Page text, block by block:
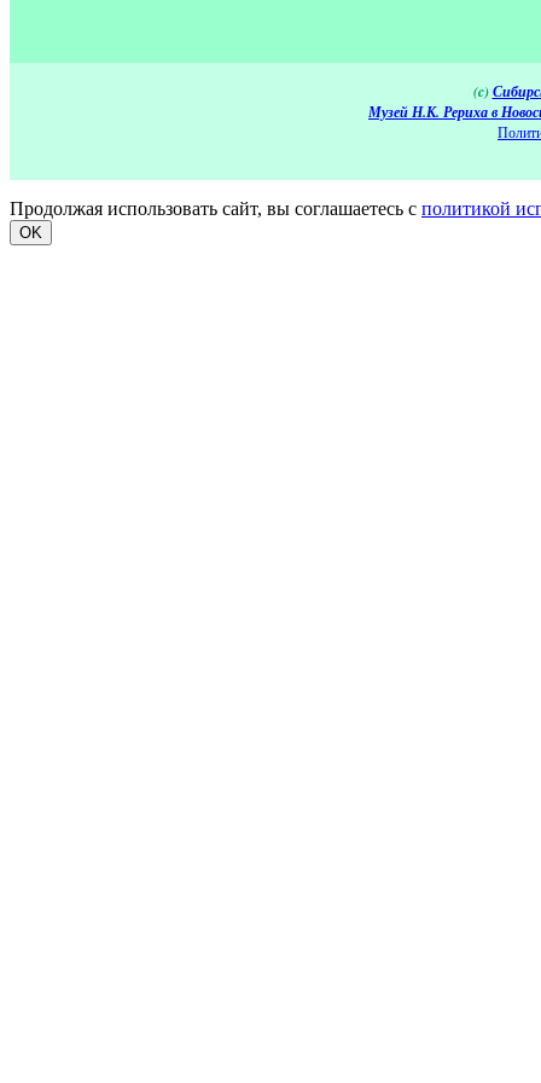
(c)
Музей Н.К. Рериха в
Продолжая использовать сайт, вы соглашаетесь с политикой
OK